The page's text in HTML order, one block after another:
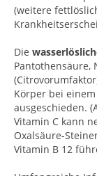
(weitere
Die
Pantothensäure,
Körper bei
ausgeschieden.
Vitamin C kann
Oxalsäure-
Vitamin B 12